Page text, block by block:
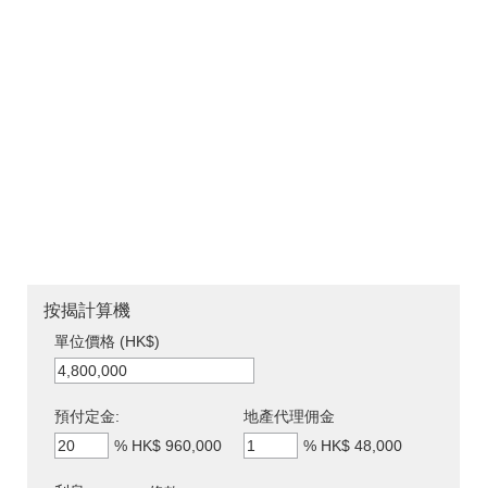
按揭計算機
單位價格 (HK$)
預付定金:
% HK$ 960,000
地產代理佣金
% HK$ 48,000